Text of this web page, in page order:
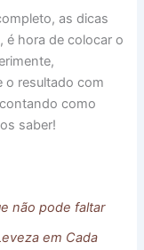
as dicas
é hora de colocar o
o resultado com
como
saber!
não pode faltar
em Cada